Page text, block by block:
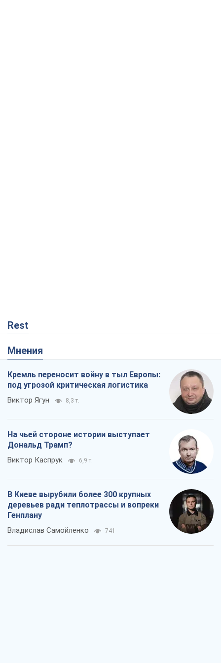
Rest
Мнения
Кремль переносит войну в тыл Европы:
под угрозой критическая логистика
Виктор Ягун 8,3 т.
На чьей стороне истории выступает
Дональд Трамп?
Виктор Каспрук 6,9 т.
В Киеве вырубили более 300 крупных
деревьев ради теплотрассы и вопреки
Генплану
Владислав Самойленко 741